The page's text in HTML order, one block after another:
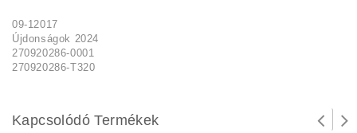
09-12017
Újdonságok 2024
270920286-0001
270920286-T320
Kapcsolódó Termékek